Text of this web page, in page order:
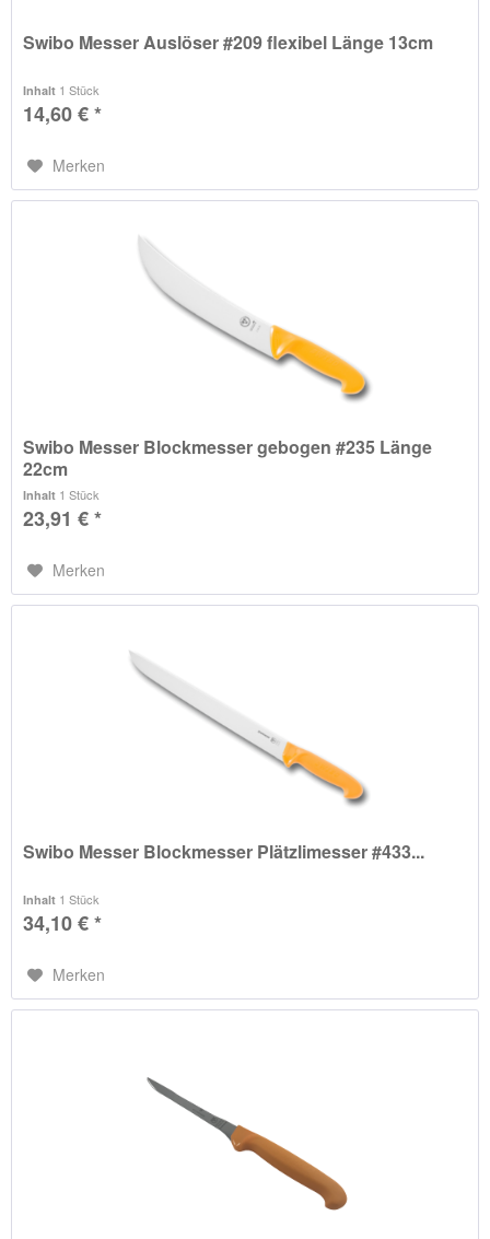
Swibo Messer Auslöser #209 flexibel Länge 13cm
Inhalt 1 Stück
14,60 € *
Merken
Swibo Messer Blockmesser gebogen #235 Länge
22cm
Inhalt 1 Stück
23,91 € *
Merken
Swibo Messer Blockmesser Plätzlimesser #433...
Inhalt 1 Stück
34,10 € *
Merken